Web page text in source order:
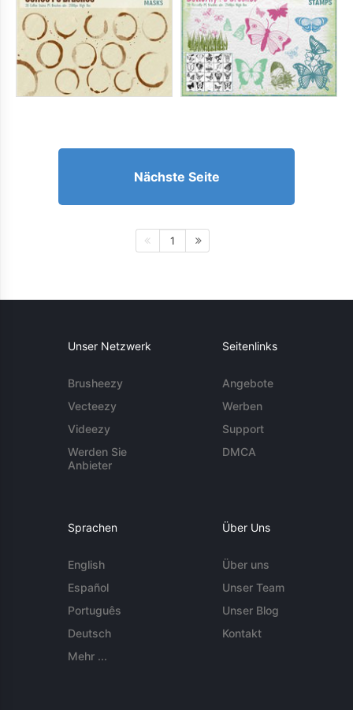
Nächste Seite
1
Unser Netzwerk
Brusheezy
Vecteezy
Videezy
Werden Sie
Anbieter
Seitenlinks
Angebote
Werben
Support
DMCA
Sprachen
English
Español
Português
Deutsch
Mehr ...
Über Uns
Über uns
Unser Team
Unser Blog
Kontakt